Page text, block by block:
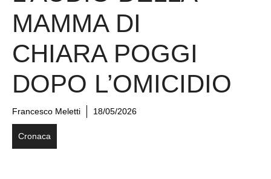
MAMMA DI
CHIARA POGGI
DOPO L’OMICIDIO
Francesco Meletti 18/05/2026
Cronaca